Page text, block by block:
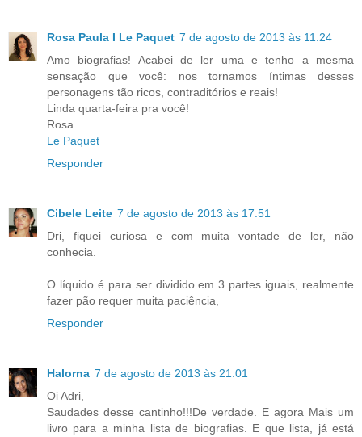
Rosa Paula I Le Paquet 7 de agosto de 2013 às 11:24
Amo biografias! Acabei de ler uma e tenho a mesma
sensação que você: nos tornamos íntimas desses
personagens tão ricos, contraditórios e reais!
Linda quarta-feira pra você!
Rosa
Le Paquet
Responder
Cibele Leite 7 de agosto de 2013 às 17:51
Dri, fiquei curiosa e com muita vontade de ler, não
conhecia.
O líquido é para ser dividido em 3 partes iguais, realmente
fazer pão requer muita paciência,
Responder
Halorna 7 de agosto de 2013 às 21:01
Oi Adri,
Saudades desse cantinho!!!De verdade. E agora Mais um
livro para a minha lista de biografias. E que lista, já está